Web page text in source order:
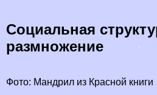
Социальная
размножение
Фото: Maндрил из Красной книги